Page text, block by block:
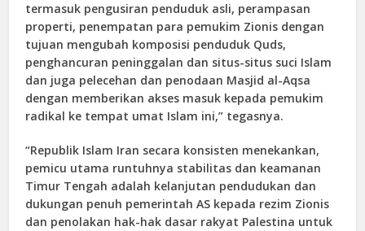
termasuk pengusiran penduduk asli, perampasan
properti, penempatan para pemukim Zionis dengan
tujuan mengubah komposisi penduduk Quds,
penghancuran peninggalan dan situs-situs suci Islam
dan juga pelecehan dan penodaan Masjid al-Aqsa
dengan memberikan akses masuk kepada pemukim
radikal ke tempat umat Islam ini,” tegasnya.
“Republik Islam Iran secara konsisten menekankan,
pemicu utama runtuhnya stabilitas dan keamanan
Timur Tengah adalah kelanjutan pendudukan dan
dukungan penuh pemerintah AS kepada rezim Zionis
dan penolakan hak-hak dasar rakyat Palestina untuk